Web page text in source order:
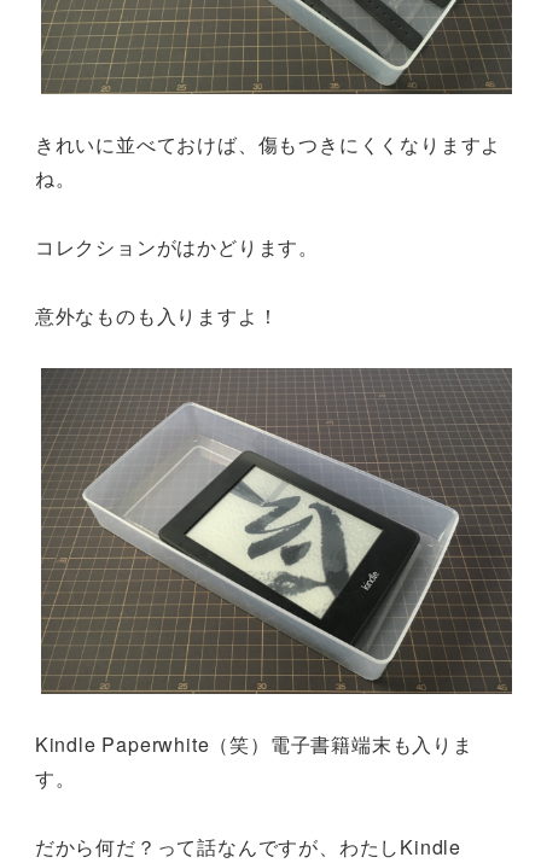
きれいに並べておけば、傷もつきにくくなりますよ
ね。
コレクションがはかどります。
意外なものも入りますよ！
Kindle Paperwhite（笑）電子書籍端末も入りま
す。
だから何だ？って話なんですが、わたしKindle